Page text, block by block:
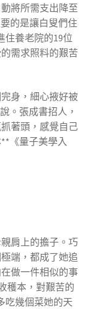
將所需支出降至
的是讓白叟們住
住養老院的19位
需求照料的艱苦
身，細心掖好被
。張成書招人，
著頭，感覺自己
《量子美學入
肩上的擔子。巧
端，都成了她追
做一件相似的事
穫本，對艱苦的
吃幾個菜她的天